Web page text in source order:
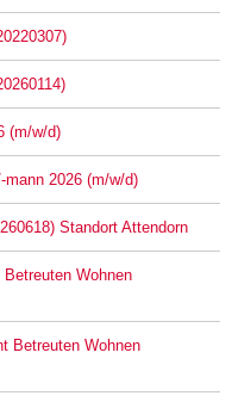
(m/w/d)
2026 (m/w/d)
Standort Attendorn
Wohnen
Betreuten Wohnen